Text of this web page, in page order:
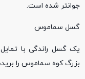
جوانتر شده است.
گسل سماموس
یک گسل راندگی با
بزرگ کوه سماموس را